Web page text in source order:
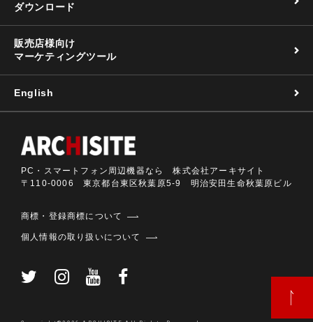
ダウンロード
販売店様向け
マーケティングツール
English
PC・スマートフォン周辺機器なら 株式会社アーキサイト
〒110-0006 東京都台東区秋葉原5-9 明治安田生命秋葉原ビル
商標・登録商標について
個人情報の取り扱いについて